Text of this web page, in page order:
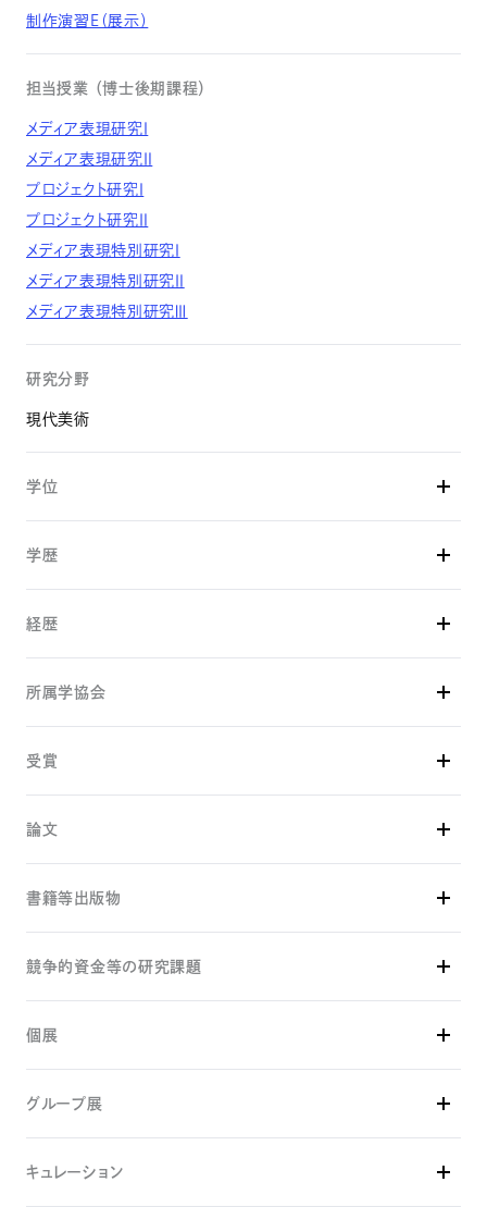
制作演習Ｅ（展示）
担当授業 （博士後期課程）
メディア表現研究Ⅰ
メディア表現研究Ⅱ
プロジェクト研究Ⅰ
プロジェクト研究Ⅱ
メディア表現特別研究Ⅰ
メディア表現特別研究Ⅱ
メディア表現特別研究Ⅲ
研究分野
現代美術
学位
博士 （美術） （東京藝術大学）
学歴
東京芸術大学大学院 美術研究科 先端芸術表現専攻 博士
2013年04月 - 2016年03月
経歴
京都芸術大学 大学院芸術研究科（通信教育） 特任准教授
所属学協会
日本人形玩具学会
受賞
日本人形玩具学会
2021年
野村美術賞
2020年
｢VOCA展」実行委員会
論文
「美術作品の制作と研究の関係性について-芸術実践論文(美術)
書籍等出版物
『〈妊婦〉アート論 孕む身体を奪取する』
競争的資金等の研究課題
人形写真の鑑賞時における類似的表象の見分けの判断に関する
個展
I Won’t Let You Go （1839當代藝廊、台北）
シスターフッド （ギャラリー10[TOH]、東京）
グループ展
スイトピア×イアマス連携事業 エクストリーム・バイオロジーズ展
キュレーション